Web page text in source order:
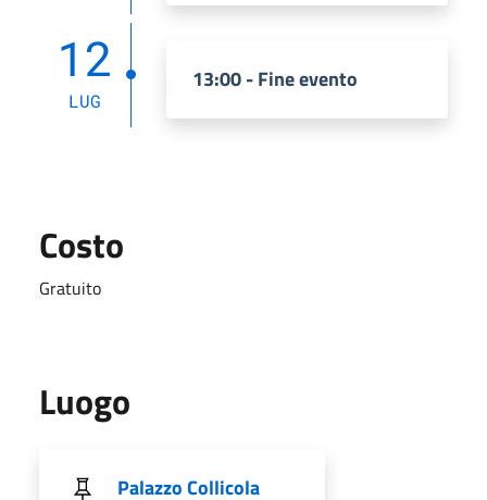
12
LUG
13:00 - Fine evento
Costo
Gratuito
Luogo
Palazzo Collicola